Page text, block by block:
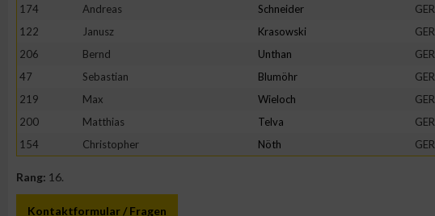
174
Andreas Schneider GER
122
Janusz Krasowski GER
206
Bernd Unthan GER
47
Sebastian Blumöhr GER
219
Max Wieloch GER
200
Matthias Telva GER
154
Christopher Nöth GER
Rang: 16.
Kontaktformular / Fragen
Notwendig
Performance